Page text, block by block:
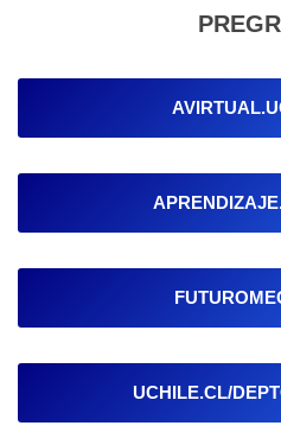
UCHILE.CL/